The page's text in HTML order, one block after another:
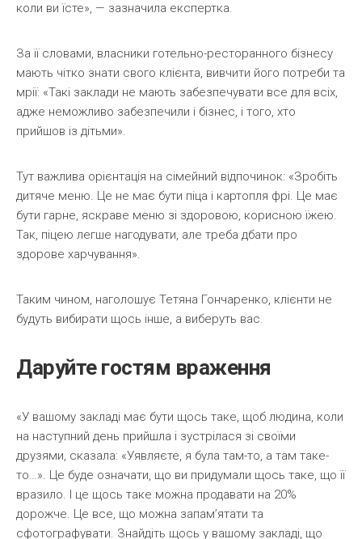
коли ви їсте», — зазначила експертка.
За її словами, власники готельно-ресторанного бізнесу
мають чітко знати свого клієнта, вивчити його потреби та
мрії: «Такі заклади не мають забезпечувати все для всіх,
адже неможливо забезпечили і бізнес, і того, хто
прийшов із дітьми».
Тут важлива орієнтація на сімейний відпочинок: «Зробіть
дитяче меню. Це не має бути піца і картопля фрі. Це має
бути гарне, яскраве меню зі здоровою, корисною їжею.
Так, піцею легше нагодувати, але треба дбати про
здорове харчування».
Таким чином, наголошує Тетяна Гончаренко, клієнти не
будуть вибирати щось інше, а виберуть вас.
Даруйте гостям враження
«У вашому закладі має бути щось таке, щоб людина, коли
на наступний день прийшла і зустрілася зі своїми
друзями, сказала: «Уявляєте, я була там-то, а там таке-
то…». Це буде означати, що ви придумали щось таке, що її
вразило. І це щось таке можна продавати на 20%
дорожче. Це все, що можна запам’ятати та
сфотографувати. Знайдіть щось у вашому закладі, що